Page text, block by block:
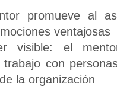
promueve al
ventajosas
visible: el
trabajo con
la organización